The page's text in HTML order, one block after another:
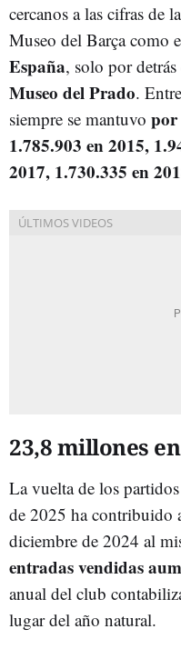
cercanos a las cifras de
Museo del Barça como
España, solo por detrás
Museo del Prado.
siempre se mantuvo por
1.785.903 en 2015,
2017, 1.730.335 en
23,8 millones
La vuelta de los
de 2025 ha contribuido
diciembre de 2024 al
entradas vendidas
anual del club
lugar del año natural.